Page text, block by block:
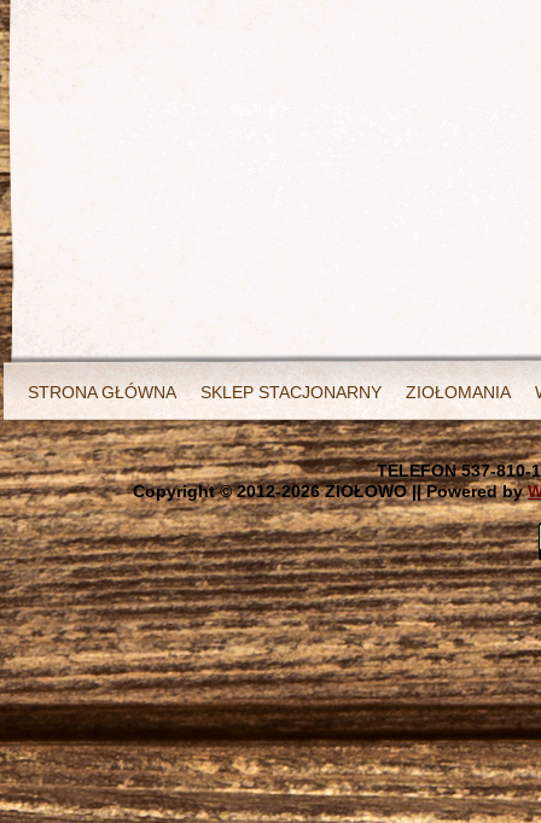
STRONA GŁÓWNA SKLEP STACJONARNY ZIOŁOMANIA
TELEFON 537-810-
Copyright © 2012-2026 ZIOŁOWO || Powered by